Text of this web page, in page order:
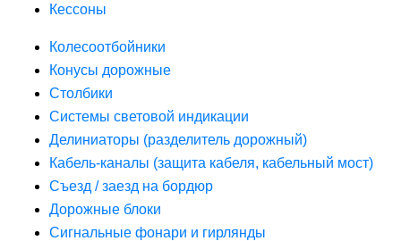
Кессоны
Колесоотбойники
Конусы дорожные
Столбики
Системы световой индикации
Делиниаторы (разделитель дорожный)
Кабель-каналы (защита кабеля, кабельный мост)
Съезд / заезд на бордюр
Дорожные блоки
Сигнальные фонари и гирлянды